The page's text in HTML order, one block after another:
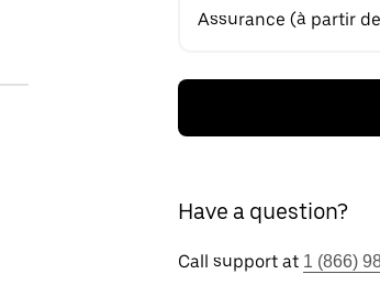
Assurance (à partir
Have a question?
Call support at 1 (866)